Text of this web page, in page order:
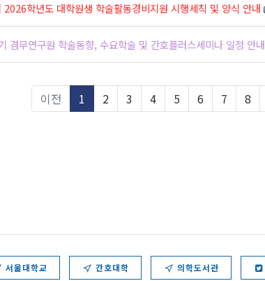
학년도 대학원생 학술활동경비지원 시행세칙 및 양식 안내
겸무연구원 학술동향, 수요학술 및 간호플러스세미나 일정 안내
이전 1 2 3 4 5 6 7 8
서울대학교 간호대학 의학도서관